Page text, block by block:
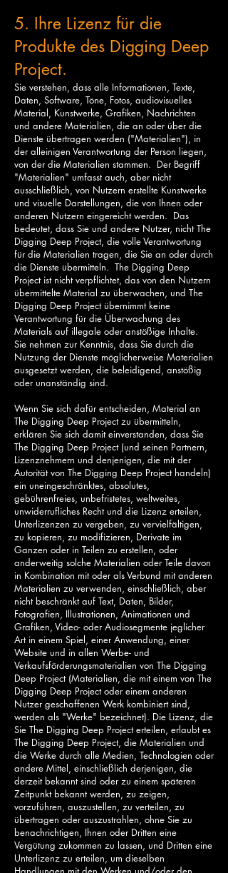
5. Ihre Lizenz für die
Produkte des Digging Deep
Project.
Sie verstehen, dass alle Informationen, Texte,
Daten, Software, Töne, Fotos, audiovisuelles
Material, Kunstwerke, Grafiken, Nachrichten
und andere Materialien, die an oder über die
Dienste übertragen werden ("Materialien"), in
der alleinigen Verantwortung der Person liegen,
von der die Materialien stammen. Der Begriff
"Materialien" umfasst auch, aber nicht
ausschließlich, von Nutzern erstellte Kunstwerke
und visuelle Darstellungen, die von Ihnen oder
anderen Nutzern eingereicht werden. Das
bedeutet, dass Sie und andere Nutzer, nicht The
Digging Deep Project, die volle Verantwortung
für die Materialien tragen, die Sie an oder durch
die Dienste übermitteln. The Digging Deep
Project ist nicht verpflichtet, das von den Nutzern
übermittelte Material zu überwachen, und The
Digging Deep Project übernimmt keine
Verantwortung für die Überwachung des
Materials auf illegale oder anstößige Inhalte.
Sie nehmen zur Kenntnis, dass Sie durch die
Nutzung der Dienste möglicherweise Materialien
ausgesetzt werden, die beleidigend, anstößig
oder unanständig sind.
Wenn Sie sich dafür entscheiden, Material an
The Digging Deep Project zu übermitteln,
erklären Sie sich damit einverstanden, dass Sie
The Digging Deep Project (und seinen Partnern,
Lizenznehmern und denjenigen, die mit der
Autorität von The Digging Deep Project handeln)
ein uneingeschränktes, absolutes,
gebührenfreies, unbefristetes, weltweites,
unwiderrufliches Recht und die Lizenz erteilen,
Unterlizenzen zu vergeben, zu vervielfältigen,
zu kopieren, zu modifizieren, Derivate im
Ganzen oder in Teilen zu erstellen, oder
anderweitig solche Materialien oder Teile davon
in Kombination mit oder als Verbund mit anderen
Materialien zu verwenden, einschließlich, aber
nicht beschränkt auf Text, Daten, Bilder,
Fotografien, Illustrationen, Animationen und
Grafiken, Video- oder Audiosegmente jeglicher
Art in einem Spiel, einer Anwendung, einer
Website und in allen Werbe- und
Verkaufsförderungsmaterialien von The Digging
Deep Project (Materialien, die mit einem von The
Digging Deep Project oder einem anderen
Nutzer geschaffenen Werk kombiniert sind,
werden als "Werke" bezeichnet). Die Lizenz, die
Sie The Digging Deep Project erteilen, erlaubt es
The Digging Deep Project, die Materialien und
die Werke durch alle Medien, Technologien oder
andere Mittel, einschließlich derjenigen, die
derzeit bekannt sind oder zu einem späteren
Zeitpunkt bekannt werden, zu zeigen,
vorzuführen, auszustellen, zu verteilen, zu
übertragen oder auszustrahlen, ohne Sie zu
benachrichtigen, Ihnen oder Dritten eine
Vergütung zukommen zu lassen, und Dritten eine
Unterlizenz zu erteilen, um dieselben